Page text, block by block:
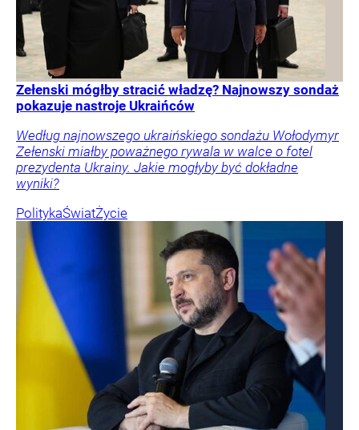
Zełenski mógłby stracić władzę? Najnowszy sondaż
pokazuje nastroje Ukraińców
Według najnowszego ukraińskiego sondażu Wołodymyr
Zełenski miałby poważnego rywala w walce o fotel
prezydenta Ukrainy. Jakie mogłyby być dokładne
wyniki?
PolitykaŚwiatŻycie